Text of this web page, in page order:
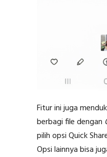
Fitur ini juga
berbagi file dengan
pilih opsi Quick
Opsi lainnya bisa